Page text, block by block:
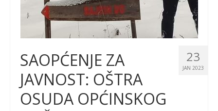
23
JAN 2023
SAOPĆENJE ZA
JAVNOST: OŠTRA
OSUDA OPĆINSKOG